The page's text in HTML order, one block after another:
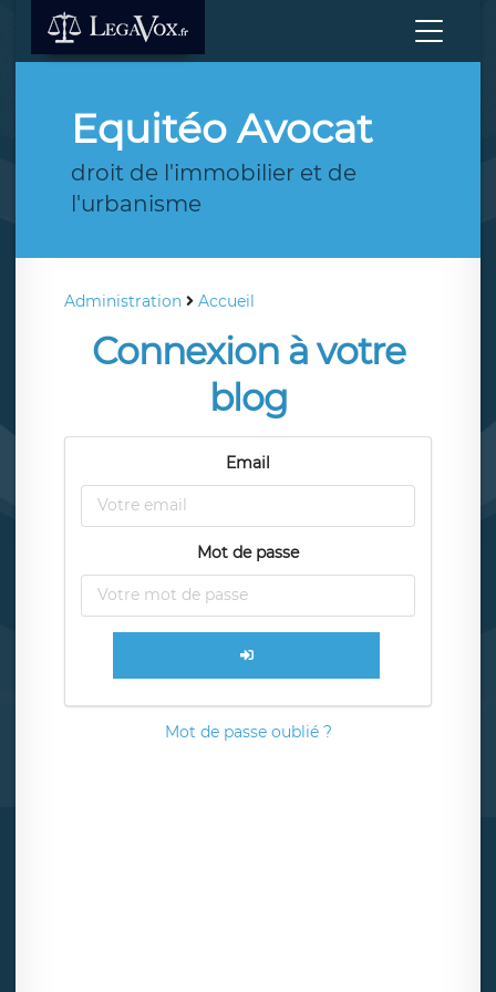
Equitéo Avocat
droit de l'immobilier et de
l'urbanisme
Administration Accueil
Connexion à votre
blog
Email
Mot de passe
Mot de passe oublié ?